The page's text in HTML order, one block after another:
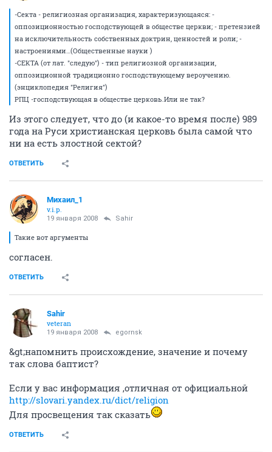
-Секта - религиозная организация, характеризующаяся: -
оппозиционностью господствующей в обществе церкви; - претензией
на исключительность собственных доктрин, ценностей и роли; -
настроениями…(Общественные науки )
-СЕКТА (от лат. "следую") - тип религиозной организации,
оппозиционной традиционно господствующему вероучению.
(энциклопедия "Религия")
РПЦ -господствующая в обществе церковь.Или не так?
Из этого следует, что до (и какое-то время после) 989
года на Руси христианская церковь была самой что
ни на есть злостной сектой?
ОТВЕТИТЬ
Михаил_1
v.i.p.
19 января 2008 Sahir
Такие вот аргументы
согласен.
ОТВЕТИТЬ
Sahir
veteran
19 января 2008 egornsk
&gt;напомнить происхождение, значение и почему
так слова баптист?
Если у вас информация ,отличная от официальной
http://slovari.yandex.ru/dict/religion
Для просвещения так сказать
ОТВЕТИТЬ